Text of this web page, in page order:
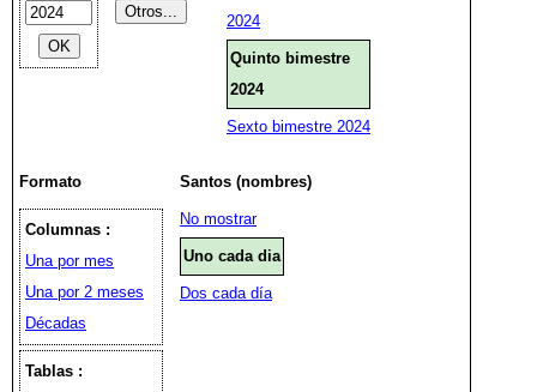
2024
Quinto bimestre
2024
Sexto bimestre 2024
Formato
Columnas :
Una por mes
Una por 2 meses
Décadas
Tablas :
Santos (nombres)
No mostrar
Uno cada dia
Dos cada día